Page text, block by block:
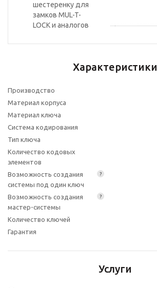
шестеренку для
замков MUL-T-
LOCK и аналогов
Характеристики
Производство
Материал корпуса
Материал ключа
Система кодирования
Тип ключа
Количество кодовых
элементов
?
Возможность создания
системы под один ключ
?
Возможность создания
мастер-системы
Количество ключей
Гарантия
Услуги